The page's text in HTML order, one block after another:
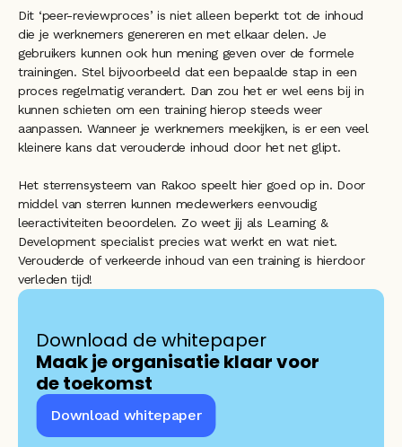
Dit ‘peer-reviewproces’ is niet alleen beperkt tot de inhoud
die je werknemers genereren en met elkaar delen. Je
gebruikers kunnen ook hun mening geven over de formele
trainingen. Stel bijvoorbeeld dat een bepaalde stap in een
proces regelmatig verandert. Dan zou het er wel eens bij in
kunnen schieten om een training hierop steeds weer
aanpassen. Wanneer je werknemers meekijken, is er een veel
kleinere kans dat verouderde inhoud door het net glipt.
Het sterrensysteem van Rakoo speelt hier goed op in. Door
middel van sterren kunnen medewerkers eenvoudig
leeractiviteiten beoordelen. Zo weet jij als Learning &
Development specialist precies wat werkt en wat niet.
Verouderde of verkeerde inhoud van een training is hierdoor
verleden tijd!
Download de whitepaper
Maak je organisatie klaar voor
de toekomst
Download whitepaper